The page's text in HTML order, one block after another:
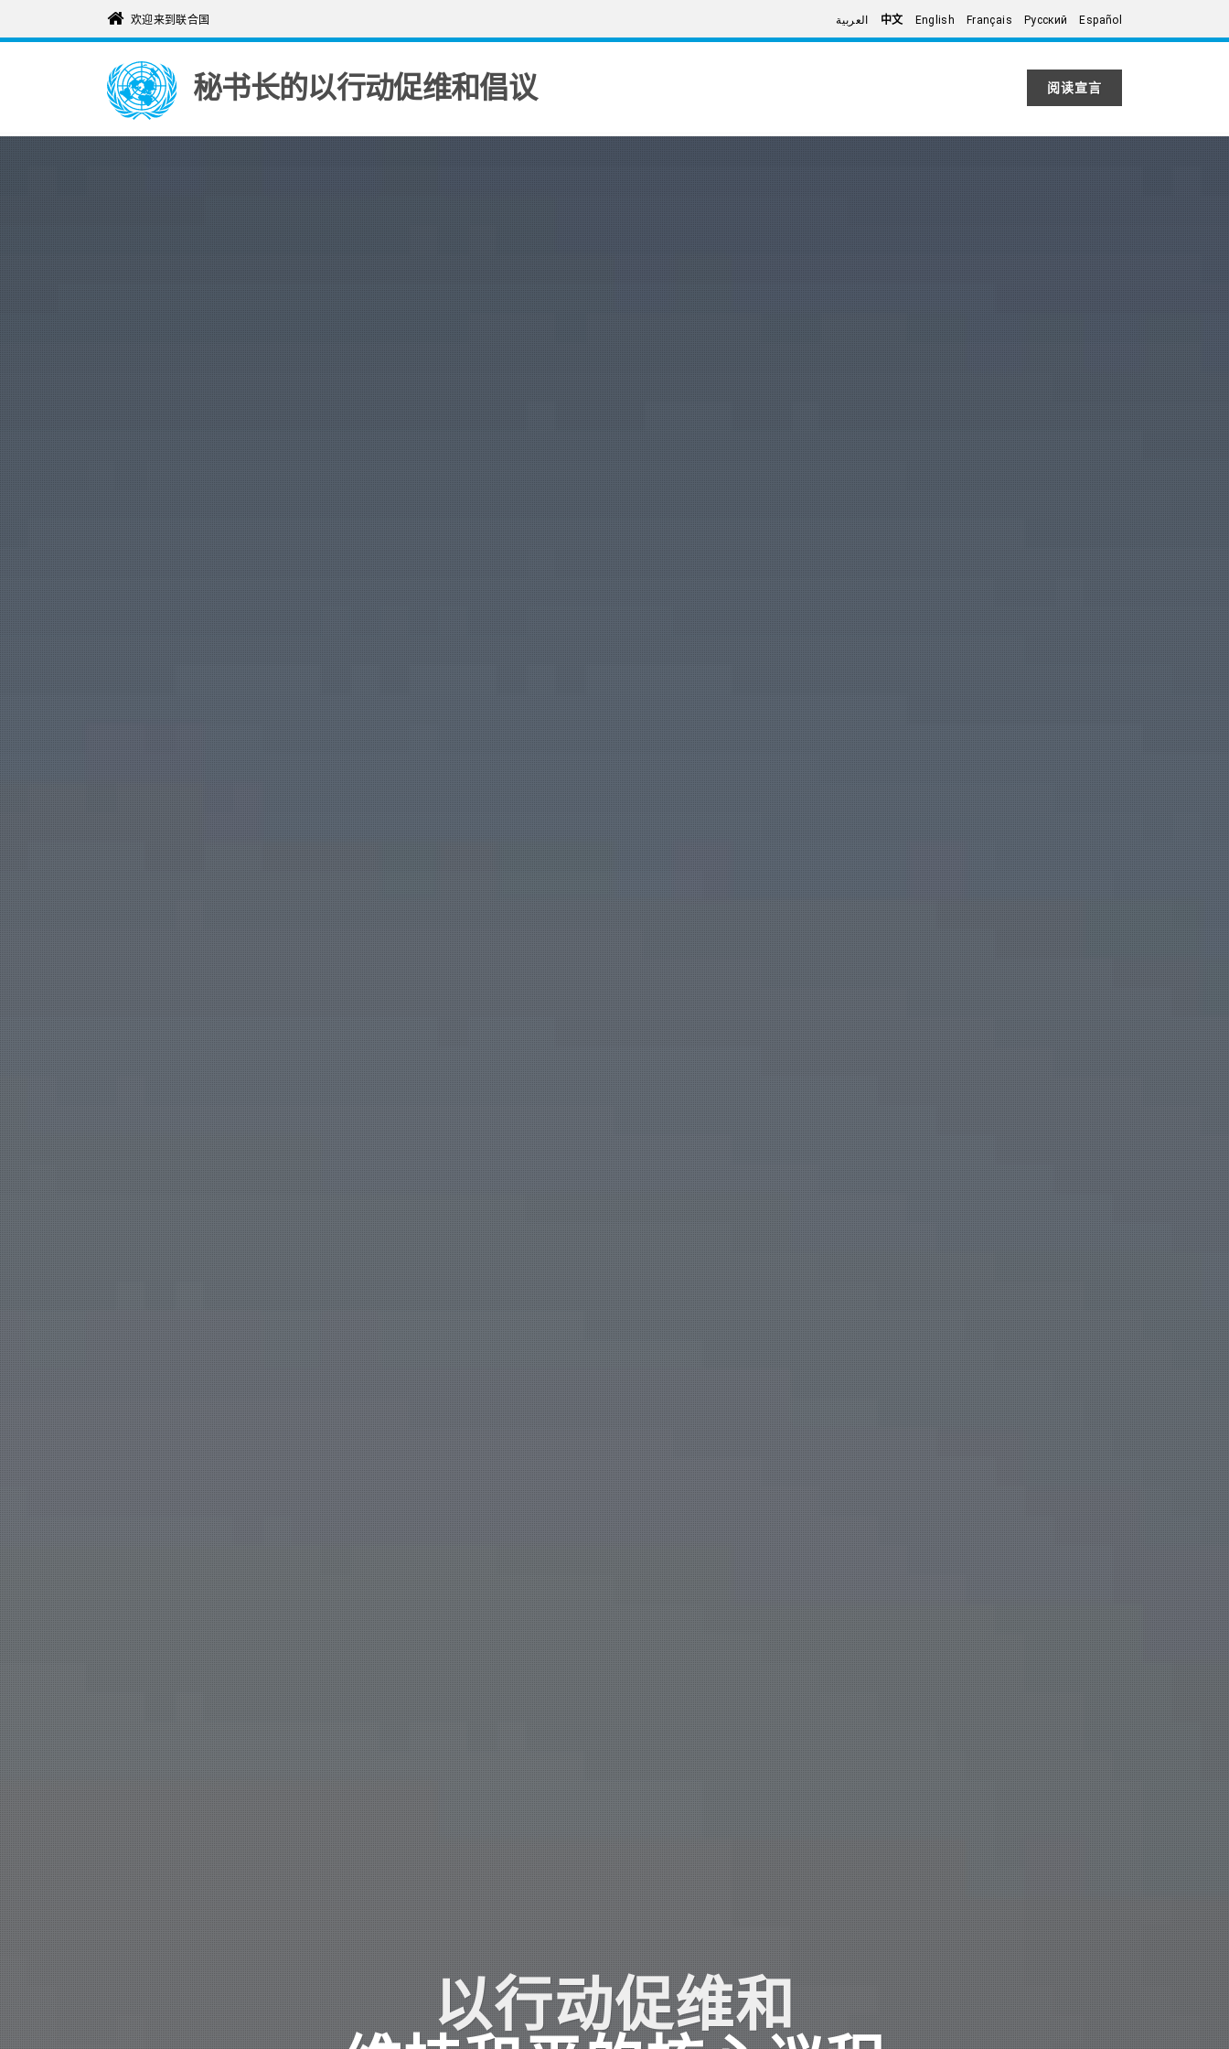
欢迎来到联合国 العربية 中文 English Français Русский Español
秘书长的以行动促维和倡议 阅读宣言
以行动促维和